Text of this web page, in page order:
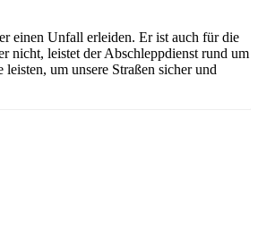
einen Unfall erleiden. Er ist auch für die
nicht, leistet der Abschleppdienst rund um
um unsere Straßen sicher und